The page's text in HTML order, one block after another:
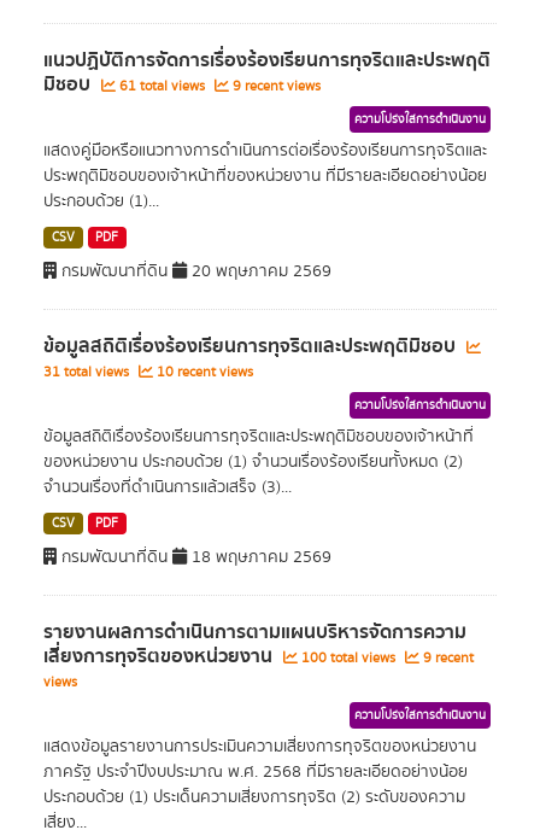
แนวปฏิบัติการจัดการเรื่องร้องเรียนการทุจริตและประพฤติ
มิชอบ 61 total views 9 recent views
ความโปร่งใสการดำเนินงาน
แสดงคู่มือหรือแนวทางการดำเนินการต่อเรื่องร้องเรียนการทุจริตและ
ประพฤติมิชอบของเจ้าหน้าที่ของหน่วยงาน ที่มีรายละเอียดอย่างน้อย
ประกอบด้วย (1)...
CSV PDF
กรมพัฒนาที่ดิน 20 พฤษภาคม 2569
ข้อมูลสถิติเรื่องร้องเรียนการทุจริตและประพฤติมิชอบ
31 total views 10 recent views
ความโปร่งใสการดำเนินงาน
ข้อมูลสถิติเรื่องร้องเรียนการทุจริตและประพฤติมิชอบของเจ้าหน้าที่
ของหน่วยงาน ประกอบด้วย (1) จำนวนเรื่องร้องเรียนทั้งหมด (2)
จำนวนเรื่องที่ดำเนินการแล้วเสร็จ (3)...
CSV PDF
กรมพัฒนาที่ดิน 18 พฤษภาคม 2569
รายงานผลการดำเนินการตามแผนบริหารจัดการความ
เสี่ยงการทุจริตของหน่วยงาน 100 total views
9 recent
views
ความโปร่งใสการดำเนินงาน
แสดงข้อมูลรายงานการประเมินความเสี่ยงการทุจริตของหน่วยงาน
ภาครัฐ ประจำปีงบประมาณ พ.ศ. 2568 ที่มีรายละเอียดอย่างน้อย
ประกอบด้วย (1) ประเด็นความเสี่ยงการทุจริต (2) ระดับของความ
เสี่ยง...